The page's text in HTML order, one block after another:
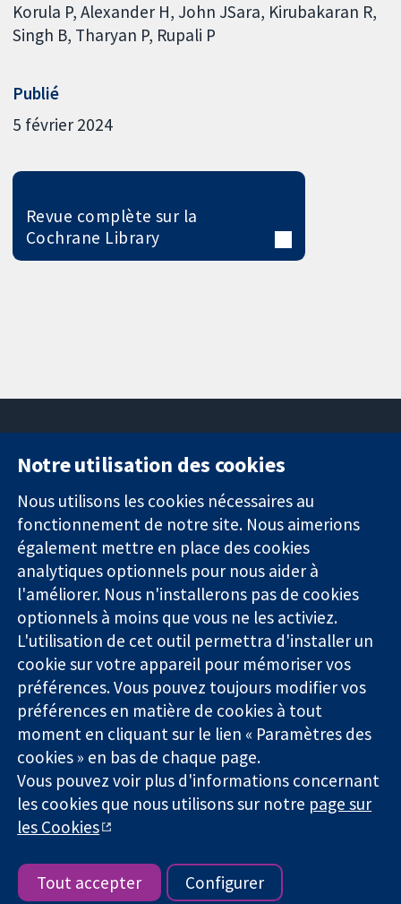
Korula P Alexander H John JSara Kirubakaran R
Singh B Tharyan P Rupali P
Publié
5 février 2024
Revue complète sur la
Cochrane Library
Des données
probantes.
Des décisions
éclairées.
Une meilleure
santé.
11-13 Cavendish
Square
Londres
W1G0AN
Royaume-Uni
nous
Actualités
Service de
presse
Qui sommes-
nous
Offres
d'emploi
Library
La Collaboration Cochrane est une association caritative (n°
1045921) et une société à responsabilité limitée par garantie (n°
03044323) enregistrée en Angleterre et au Pays de Galles. Numéro
de TVA : GB 718 2127 49.
Copyright © 2026 The Cochrane Collaboration
Conditions Générales|Mentions légales|Politique de
confidentialité|Politique d'usage des cookies
cookies
Notre utilisation des cookies
Nous utilisons les cookies nécessaires au
fonctionnement de notre site. Nous aimerions
également mettre en place des cookies
analytiques optionnels pour nous aider à
l'améliorer. Nous n'installerons pas de cookies
optionnels à moins que vous ne les activiez.
L'utilisation de cet outil permettra d'installer un
cookie sur votre appareil pour mémoriser vos
préférences. Vous pouvez toujours modifier vos
préférences en matière de cookies à tout
moment en cliquant sur le lien « Paramètres des
cookies » en bas de chaque page.
Vous pouvez voir plus d'informations concernant
les cookies que nous utilisons sur notre page sur
les Cookies
Tout accepter Configurer